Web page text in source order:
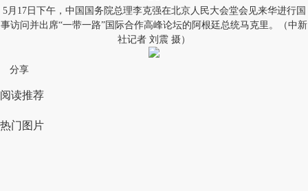
5月17日下午，中国国务院总理李克强在北京人民大会堂会见来华进行国
事访问并出席“一带一路”国际合作高峰论坛的阿根廷总统马克里。（中新
社记者 刘震 摄）
分享
阅读推荐
热门图片